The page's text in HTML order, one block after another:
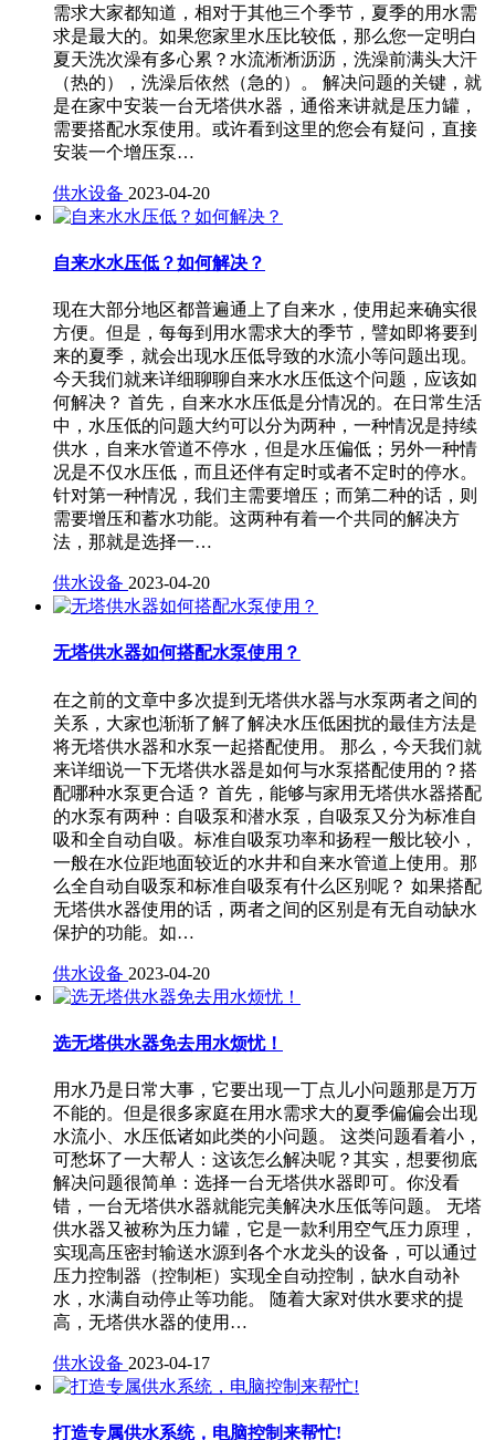
需求大家都知道，相对于其他三个季节，夏季的用水需
求是最大的。如果您家里水压比较低，那么您一定明白
夏天洗次澡有多心累？水流淅淅沥沥，洗澡前满头大汗
（热的），洗澡后依然（急的）。 解决问题的关键，就
是在家中安装一台无塔供水器，通俗来讲就是压力罐，
需要搭配水泵使用。或许看到这里的您会有疑问，直接
安装一个增压泵…
供水设备 2023-04-20
自来水水压低？如何解决？
现在大部分地区都普遍通上了自来水，使用起来确实很
方便。但是，每每到用水需求大的季节，譬如即将要到
来的夏季，就会出现水压低导致的水流小等问题出现。
今天我们就来详细聊聊自来水水压低这个问题，应该如
何解决？ 首先，自来水水压低是分情况的。在日常生活
中，水压低的问题大约可以分为两种，一种情况是持续
供水，自来水管道不停水，但是水压偏低；另外一种情
况是不仅水压低，而且还伴有定时或者不定时的停水。
针对第一种情况，我们主需要增压；而第二种的话，则
需要增压和蓄水功能。这两种有着一个共同的解决方
法，那就是选择一…
供水设备 2023-04-20
无塔供水器如何搭配水泵使用？
在之前的文章中多次提到无塔供水器与水泵两者之间的
关系，大家也渐渐了解了解决水压低困扰的最佳方法是
将无塔供水器和水泵一起搭配使用。 那么，今天我们就
来详细说一下无塔供水器是如何与水泵搭配使用的？搭
配哪种水泵更合适？ 首先，能够与家用无塔供水器搭配
的水泵有两种：自吸泵和潜水泵，自吸泵又分为标准自
吸和全自动自吸。标准自吸泵功率和扬程一般比较小，
一般在水位距地面较近的水井和自来水管道上使用。那
么全自动自吸泵和标准自吸泵有什么区别呢？ 如果搭配
无塔供水器使用的话，两者之间的区别是有无自动缺水
保护的功能。如…
供水设备 2023-04-20
选无塔供水器免去用水烦忧！
用水乃是日常大事，它要出现一丁点儿小问题那是万万
不能的。但是很多家庭在用水需求大的夏季偏偏会出现
水流小、水压低诸如此类的小问题。 这类问题看着小，
可愁坏了一大帮人：这该怎么解决呢？其实，想要彻底
解决问题很简单：选择一台无塔供水器即可。你没看
错，一台无塔供水器就能完美解决水压低等问题。 无塔
供水器又被称为压力罐，它是一款利用空气压力原理，
实现高压密封输送水源到各个水龙头的设备，可以通过
压力控制器（控制柜）实现全自动控制，缺水自动补
水，水满自动停止等功能。 随着大家对供水要求的提
高，无塔供水器的使用…
供水设备 2023-04-17
打造专属供水系统，电脑控制来帮忙!